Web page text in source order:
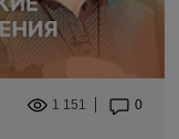
1 151 0